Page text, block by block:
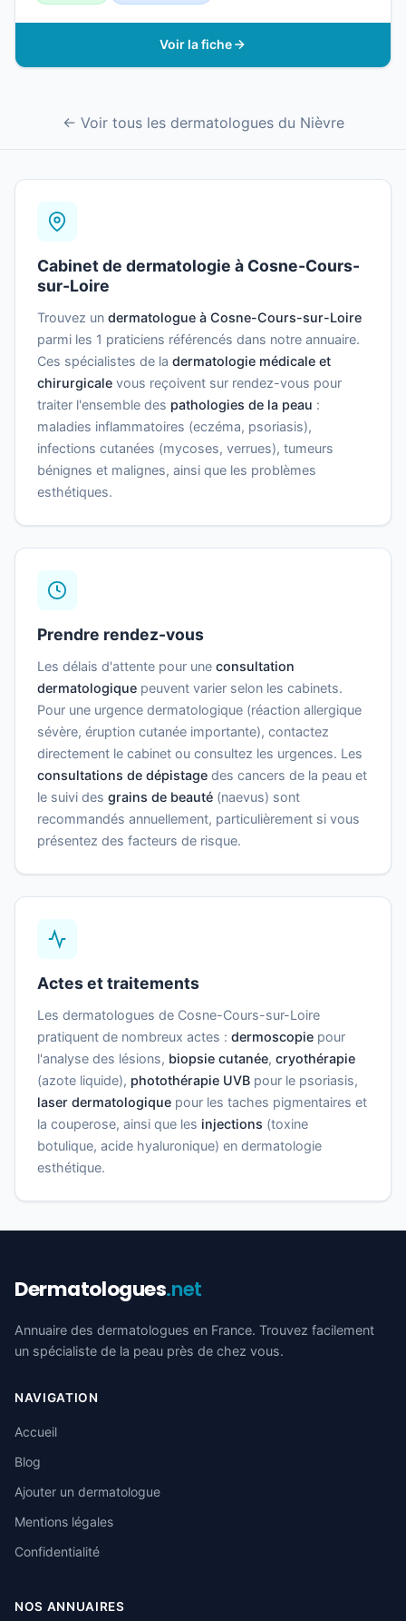
Voir la fiche
← Voir tous les dermatologues du Nièvre
Cabinet de dermatologie à Cosne-Cours-
sur-Loire
Trouvez un dermatologue à Cosne-Cours-sur-Loire
parmi les 1 praticiens référencés dans notre annuaire.
Ces spécialistes de la dermatologie médicale et
chirurgicale vous reçoivent sur rendez-vous pour
traiter l'ensemble des pathologies de la peau :
maladies inflammatoires (eczéma, psoriasis),
infections cutanées (mycoses, verrues), tumeurs
bénignes et malignes, ainsi que les problèmes
esthétiques.
Prendre rendez-vous
Les délais d'attente pour une consultation
dermatologique peuvent varier selon les cabinets.
Pour une urgence dermatologique (réaction allergique
sévère, éruption cutanée importante), contactez
directement le cabinet ou consultez les urgences. Les
consultations de dépistage des cancers de la peau et
le suivi des grains de beauté (naevus) sont
recommandés annuellement, particulièrement si vous
présentez des facteurs de risque.
Actes et traitements
Les dermatologues de Cosne-Cours-sur-Loire
pratiquent de nombreux actes : dermoscopie pour
l'analyse des lésions, biopsie cutanée, cryothérapie
(azote liquide), photothérapie UVB pour le psoriasis,
laser dermatologique pour les taches pigmentaires et
la couperose, ainsi que les injections (toxine
botulique, acide hyaluronique) en dermatologie
esthétique.
Dermatologues.net
Annuaire des dermatologues en France. Trouvez facilement
un spécialiste de la peau près de chez vous.
NAVIGATION
Accueil
Blog
Ajouter un dermatologue
Mentions légales
Confidentialité
NOS ANNUAIRES